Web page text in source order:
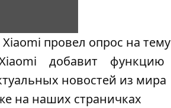
провел опрос на тему
добавит
функцию
новостей из мира
на наших страничках